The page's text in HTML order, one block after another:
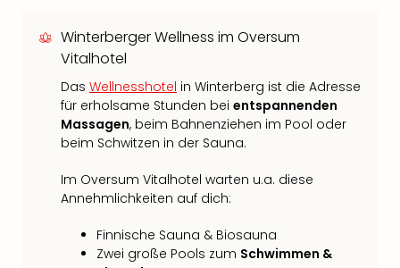
Winterberger Wellness im Oversum
Vitalhotel
Das Wellnesshotel in Winterberg ist die Adresse
für erholsame Stunden bei entspannenden
Massagen, beim Bahnenziehen im Pool oder
beim Schwitzen in der Sauna.
Im Oversum Vitalhotel warten u.a. diese
Annehmlichkeiten auf dich:
Finnische Sauna & Biosauna
Zwei große Pools zum Schwimmen &